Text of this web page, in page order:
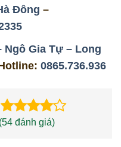
Đông –
Ngô Gia Tự – Long
0865.736.936
54 đánh giá)